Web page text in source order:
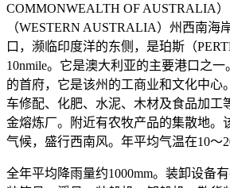
COMMONWEALTH OF AUSTRALIA
（WESTERN AUSTRALIA）州西南海
口，濒临印度洋的东侧，是珀斯（
10nmile。它是澳大利亚的主要港口之
的首府，它是该州的工商业和文化中心
车修配、化肥、水泥、木材及食品加工
金熔炼厂。附近有农牧产品的集散地。
气候，盛行西南风。年平均气温在10～
全年平均降雨量约1000mm。装卸设备